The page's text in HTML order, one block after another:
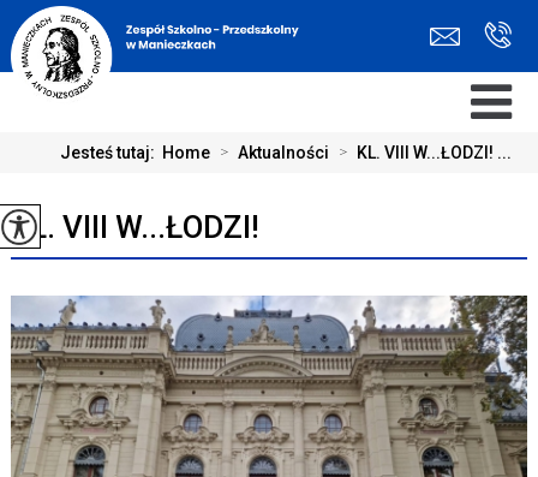
Jesteś tutaj: Home > Aktualności > KL. VIII W...ŁODZI! ...
KL. VIII W...ŁODZI!